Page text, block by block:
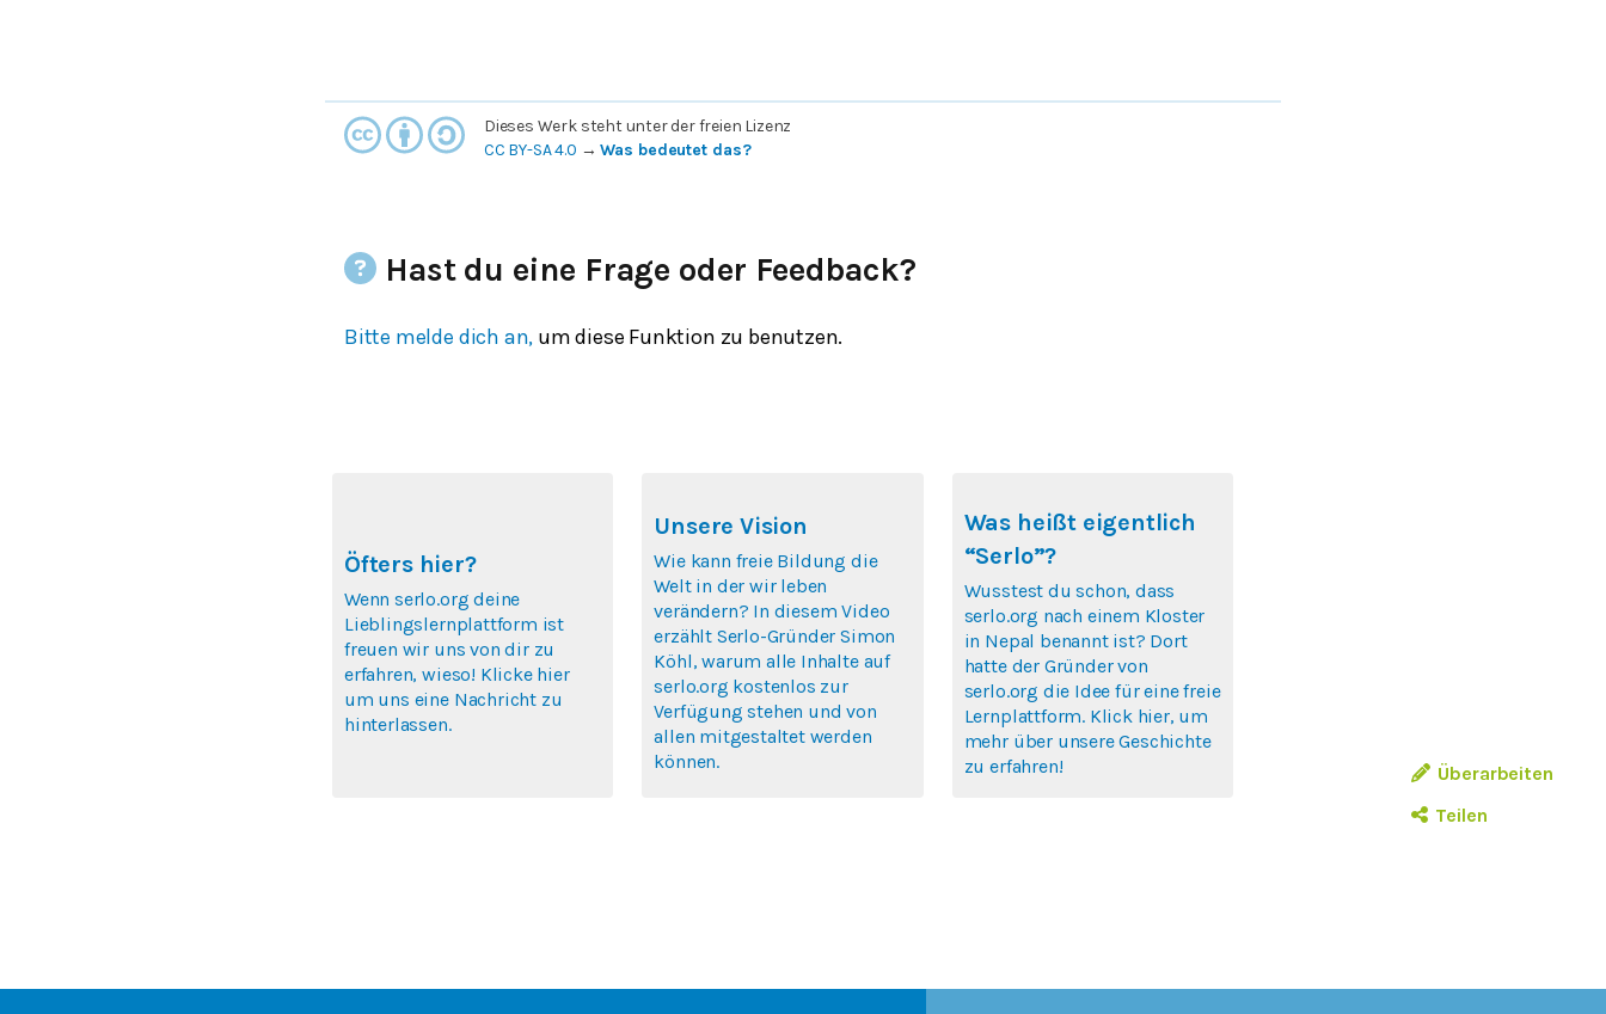
Überarbeiten
Teilen
Dieses Werk steht unter der freien Lizenz
CC BY-SA 4.0 →Was bedeutet das?
Hast du eine Frage oder Feedback?
Bitte melde dich an, um diese Funktion zu benutzen.
Öfters hier?
Wenn serlo.org deine
Lieblingslernplattform ist
freuen wir uns von dir zu
erfahren, wieso! Klicke hier
um uns eine Nachricht zu
hinterlassen.
Unsere Vision
Wie kann freie Bildung die
Welt in der wir leben
verändern? In diesem Video
erzählt Serlo-Gründer Simon
Köhl, warum alle Inhalte auf
serlo.org kostenlos zur
Verfügung stehen und von
allen mitgestaltet werden
können.
Was heißt eigentlich
“Serlo”?
Wusstest du schon, dass
serlo.org nach einem Kloster
in Nepal benannt ist? Dort
hatte der Gründer von
serlo.org die Idee für eine freie
Lernplattform. Klick hier, um
mehr über unsere Geschichte
zu erfahren!